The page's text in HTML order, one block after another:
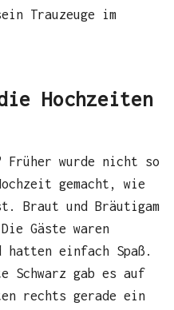
Trauzeuge im
Hochzeiten
Früher wurde nicht so
gemacht, wie
Braut und Bräutigam
Gäste waren
hatten einfach Spaß.
Schwarz gab es auf
rechts gerade ein